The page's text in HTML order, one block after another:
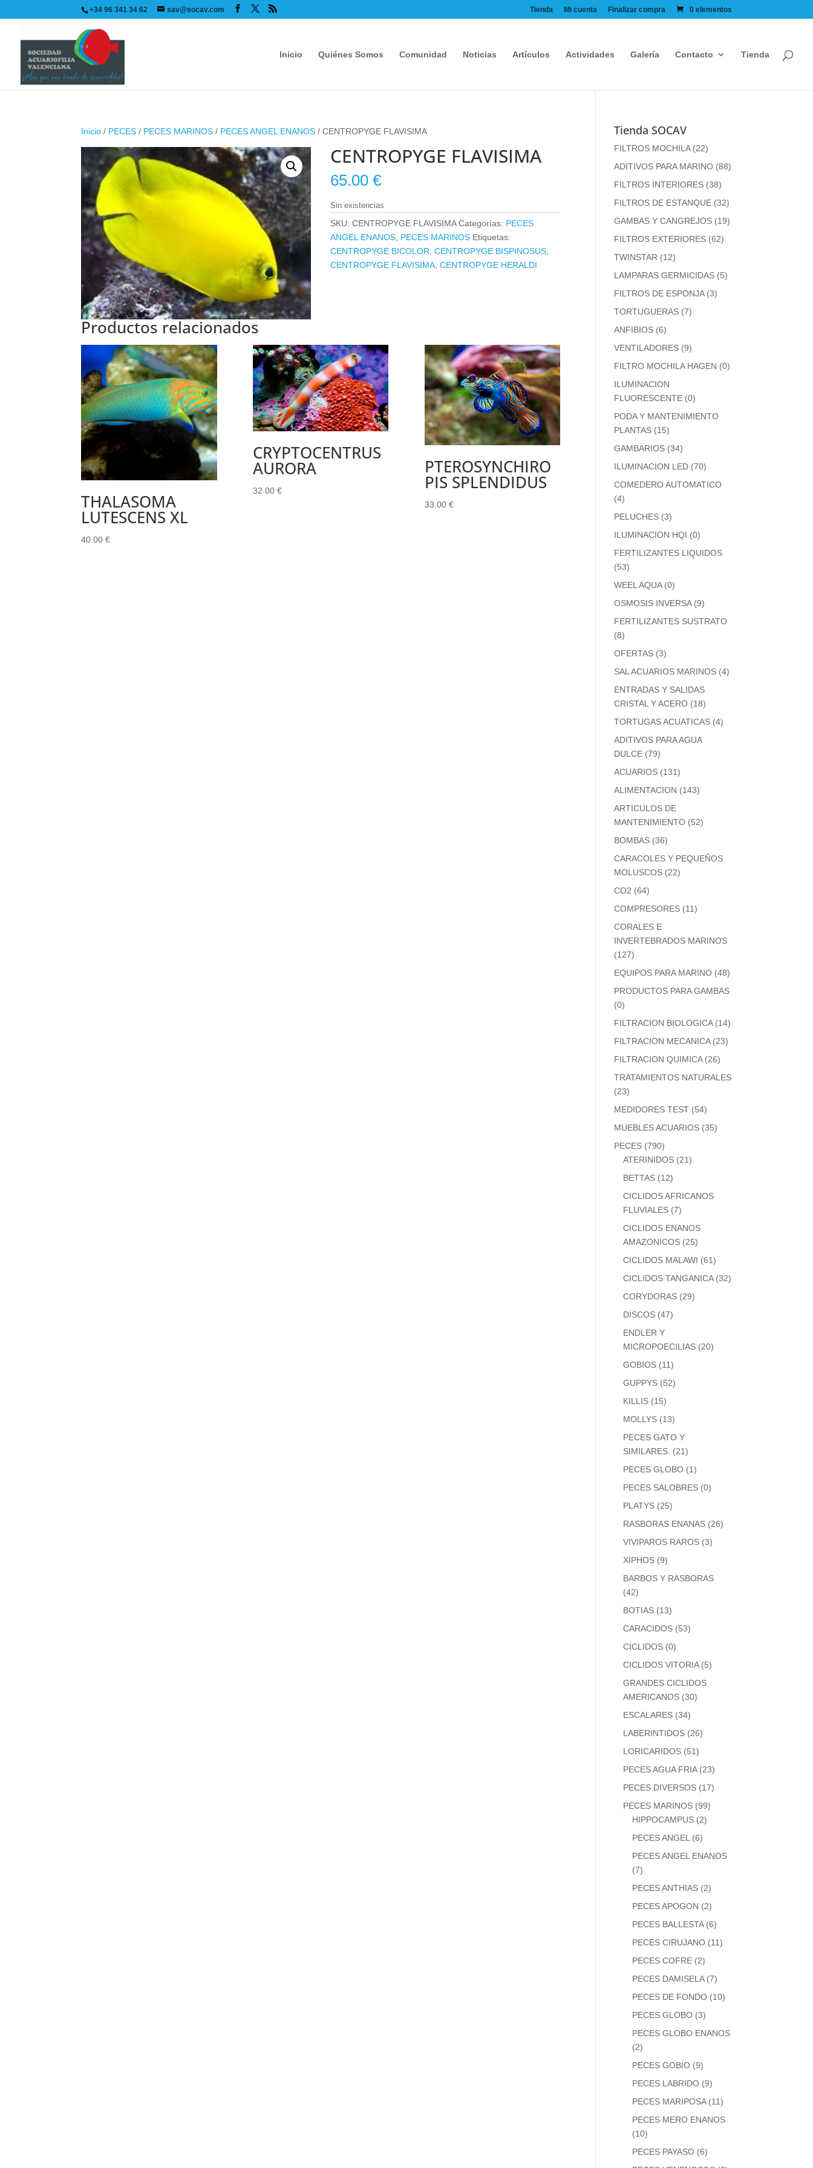
+34 96 341 34 62 sav@socav.com Tienda Mi cuenta Finalizar compra 0 elementos
Inicio Quiénes Somos Comunidad Noticias Artículos Actividades Galería Contacto Tienda
Inicio / PECES / PECES MARINOS / PECES ANGEL ENANOS / CENTROPYGE FLAVISIMA
CENTROPYGE FLAVISIMA
65.00€
Sin existencias
SKU:CENTROPYGE FLAVISIMA Categorías: PECES
ANGEL ENANOS PECES MARINOS Etiquetas:
CENTROPYGE BICOLOR ,CENTROPYGE BISPINOSUS
CENTROPYGE FLAVISIMA ,CENTROPYGE HERALDI
Productos relacionados
THALASOMA
LUTESCENS XL
40.00€
CRYPTOCENTRUS
AURORA
32.00 €
PTEROSYNCHIRO
PIS SPLENDIDUS
33.00 €
Tienda SOCAV
FILTROS MOCHILA (22)
ADITIVOS PARA MARINO (88)
FILTROS INTERIORES (38)
FILTROS DE ESTANQUE (32)
GAMBAS Y CANGREJOS (19)
FILTROS EXTERIORES (62)
TWINSTAR (12)
LAMPARAS GERMICIDAS (5)
FILTROS DE ESPONJA (3)
TORTUGUERAS (7)
ANFIBIOS (6)
VENTILADORES (9)
FILTRO MOCHILA HAGEN (0)
ILUMINACION
FLUORESCENTE (0)
PODA Y MANTENIMIENTO
PLANTAS (15)
GAMBARIOS (34)
ILUMINACION LED (70)
COMEDERO AUTOMATICO
(4)
PELUCHES (3)
ILUMINACION HQI (0)
FERTILIZANTES LIQUIDOS
(53)
WEEL AQUA (0)
OSMOSIS INVERSA (9)
FERTILIZANTES SUSTRATO
(8)
OFERTAS (3)
SAL ACUARIOS MARINOS (4)
ENTRADAS Y SALIDAS
CRISTAL Y ACERO (18)
TORTUGAS ACUATICAS (4)
ADITIVOS PARA AGUA
DULCE (79)
ACUARIOS (131)
ALIMENTACION (143)
ARTICULOS DE
MANTENIMIENTO (52)
BOMBAS (36)
CARACOLES Y PEQUEÑOS
MOLUSCOS (22)
CO2 (64)
COMPRESORES (11)
CORALES E
INVERTEBRADOS MARINOS
(127)
EQUIPOS PARA MARINO (48)
PRODUCTOS PARA GAMBAS
(0)
FILTRACION BIOLOGICA (14)
FILTRACION MECANICA (23)
FILTRACION QUIMICA (26)
TRATAMIENTOS NATURALES
(23)
MEDIDORES TEST (54)
MUEBLES ACUARIOS (35)
PECES (790)
ATERINIDOS (21)
BETTAS (12)
CICLIDOS AFRICANOS
FLUVIALES (7)
CICLIDOS ENANOS
AMAZONICOS (25)
CICLIDOS MALAWI (61)
CICLIDOS TANGANICA (32)
CORYDORAS (29)
DISCOS (47)
ENDLER Y
MICROPOECILIAS (20)
GOBIOS (11)
GUPPYS (52)
KILLIS (15)
MOLLYS (13)
PECES GATO Y
SIMILARES. (21)
PECES GLOBO (1)
PECES SALOBRES (0)
PLATYS (25)
RASBORAS ENANAS (26)
VIVIPAROS RAROS (3)
XIPHOS (9)
BARBOS Y RASBORAS
(42)
BOTIAS (13)
CARACIDOS (53)
CICLIDOS (0)
CICLIDOS VITORIA (5)
GRANDES CICLIDOS
AMERICANOS (30)
ESCALARES (34)
LABERINTIDOS (26)
LORICARIDOS (51)
PECES AGUA FRIA (23)
PECES DIVERSOS (17)
PECES MARINOS (99)
HIPPOCAMPUS (2)
PECES ANGEL (6)
PECES ANGEL ENANOS
(7)
PECES ANTHIAS (2)
PECES APOGON (2)
PECES BALLESTA (6)
PECES CIRUJANO (11)
PECES COFRE (2)
PECES DAMISELA (7)
PECES DE FONDO (10)
PECES GLOBO (3)
PECES GLOBO ENANOS
(2)
PECES GOBIO (9)
PECES LABRIDO (9)
PECES MARIPOSA (11)
PECES MERO ENANOS
(10)
PECES PAYASO (6)